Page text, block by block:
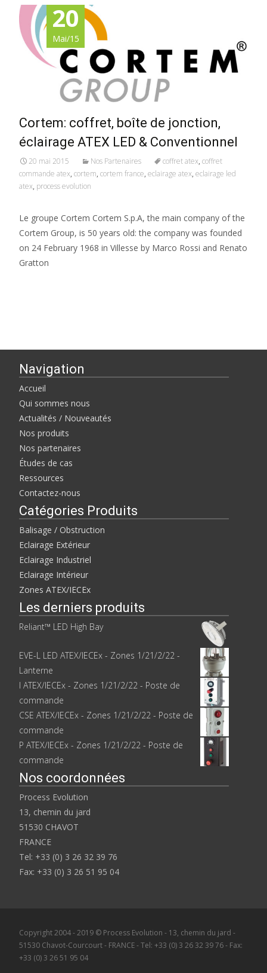
20
Mai/15
Cortem: coffret, boîte de jonction,
éclairage ATEX LED & Conventionnel
20 mai 2015 Nos Partenaires coffret atex, coffret
commande atex, cortem, cortem france, eclairage atex, eclairage led
atex, process evolution
Le groupe Cortem Cortem S.p.A, the main company of the
Cortem Group, is 50 years old: the company was founded
on 24 February 1968 in Villesse by Marco Rossi and Renato
Gratton
Navigation
Accueil
Qui sommes nous
Actualités / Nouveautés
Nos produits
Nos partenaires
Études de cas
Ressources
Contactez-nous
Catégories Produits
Balisage / Obstruction
Eclairage Extérieur
Eclairage Industriel
Eclairage Intérieur
Zones ATEX/IECEx
Les derniers produits
Reliant™ LED High Bay
EVE-L LED ATEX/IECEx - Zones 1/21/2/22 -
Lanterne
I ATEX/IECEx - Zones 1/21/2/22 - Poste de
commande
CSE ATEX/IECEx - Zones 1/21/2/22 - Poste de
commande
P ATEX/IECEx - Zones 1/21/2/22 - Poste de
commande
Nos coordonnées
Process Evolution
13, chemin du jard
51530 CHAVOT
FRANCE
Tel: +33 (0) 3 26 32 39 76
Fax: +33 (0) 3 26 51 95 04
Copyright 2004 - 2019 © Process Evolution - 13, chemin du jard -
51530 Chavot-Courcourt - FRANCE - Tel: +33 (0) 3 26 32 39 76 - Fax:
+33 (0) 3 26 51 95 04